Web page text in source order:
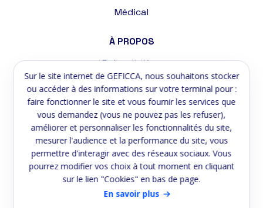
Médical
À PROPOS
Présentation
Savoir-faire
Innovation
NOUS CONTACTER
Allée des entrepreneurs –
ZI le Tremblat
58200 Cosne-sur-Loire
Sur le site internet de GEFICCA, nous souhaitons stocker
ou accéder à des informations sur votre terminal pour :
faire fonctionner le site et vous fournir les services que
vous demandez (vous ne pouvez pas les refuser),
améliorer et personnaliser les fonctionnalités du site,
mesurer l'audience et la performance du site, vous
permettre d'interagir avec des réseaux sociaux. Vous
pourrez modifier vos choix à tout moment en cliquant
sur le lien "Cookies" en bas de page.
En savoir plus